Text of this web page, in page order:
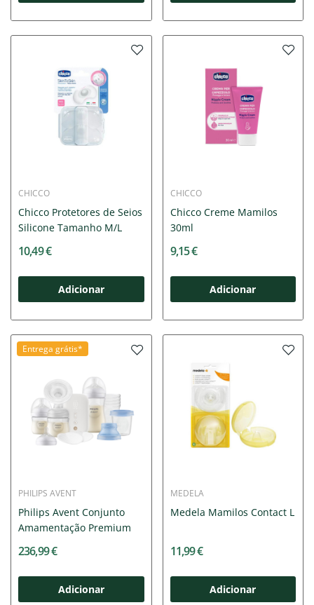
CHICCO
Chicco Protetores de Seios
Silicone Tamanho M/L
10,49 €
Adicionar
CHICCO
Chicco Creme Mamilos
30ml
9,15 €
Adicionar
Entrega grátis*
PHILIPS AVENT
Philips Avent Conjunto
Amamentação Premium
236,99 €
Adicionar
MEDELA
Medela Mamilos Contact L
11,99 €
Adicionar